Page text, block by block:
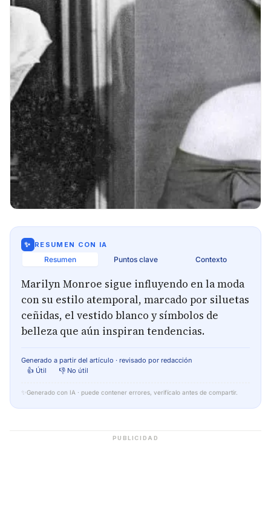
✨ RESUMEN CON IA
Resumen Puntos clave Contexto
Marilyn Monroe sigue influyendo en la moda
con su estilo atemporal, marcado por siluetas
ceñidas, el vestido blanco y símbolos de
belleza que aún inspiran tendencias.
Generado a partir del artículo · revisado por redacción
👍 Útil
👎 No útil
✨ Generado con IA · puede contener errores, verifícalo antes de compartir.
PUBLICIDAD